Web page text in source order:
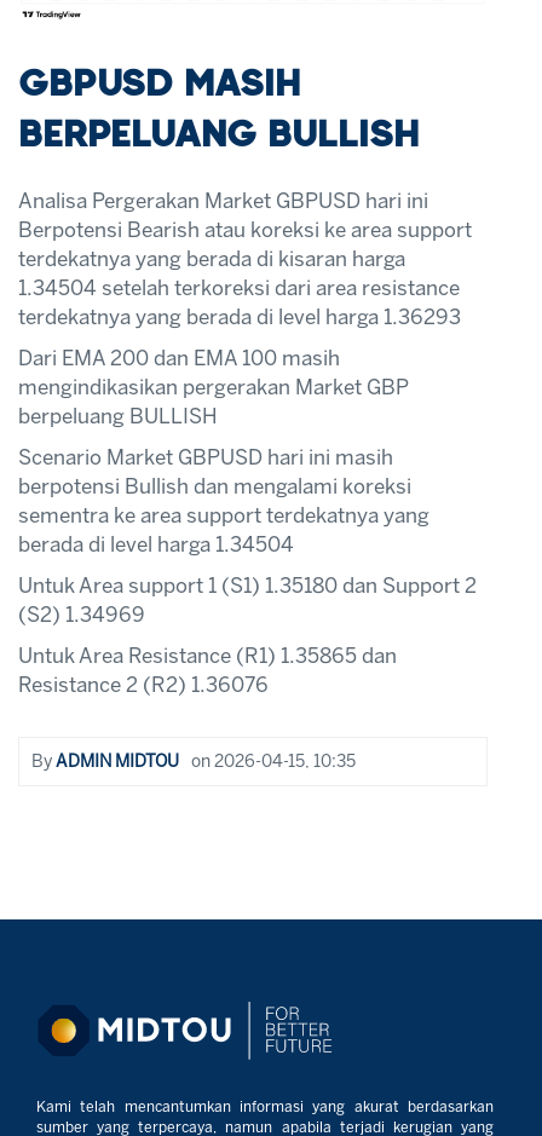
GBPUSD MASIH
BERPELUANG BULLISH
Analisa Pergerakan Market GBPUSD hari ini
Berpotensi Bearish atau koreksi ke area support
terdekatnya yang berada di kisaran harga
1.34504 setelah terkoreksi dari area resistance
terdekatnya yang berada di level harga 1.36293
Dari EMA 200 dan EMA 100 masih
mengindikasikan pergerakan Market GBP
berpeluang BULLISH
Scenario Market GBPUSD hari ini masih
berpotensi Bullish dan mengalami koreksi
sementra ke area support terdekatnya yang
berada di level harga 1.34504
Untuk Area support 1 (S1) 1.35180 dan Support 2
(S2) 1.34969
Untuk Area Resistance (R1) 1.35865 dan
Resistance 2 (R2) 1.36076
By ADMIN MIDTOU on 2026-04-15, 10:35
Kami telah mencantumkan informasi yang akurat berdasarkan
sumber yang terpercaya, namun apabila terjadi kerugian yang